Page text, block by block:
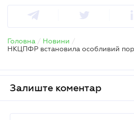
Головна / Новини /
Залиште коментар